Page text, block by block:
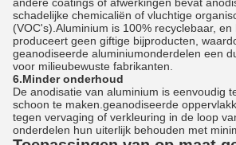
schadelijke chemicaliën of vluchtige
(VOC's).Aluminium is 100% recyclebaar,
produceert geen giftige bijproducten,
geanodiseerde aluminiumonderdelen een
voor milieubewuste fabrikanten.
6.Minder onderhoud
De anodisatie van aluminium is eenvoudig
schoon te maken.geanodiseerde
tegen vervaging of verkleuring in de loop
onderdelen hun uiterlijk behouden met